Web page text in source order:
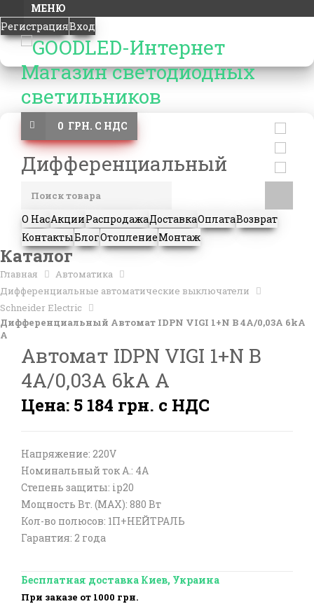
МЕНЮ
РегистрацияВход
0 ГРН. С НДС
О НасАкцииРаспродажаДоставкаОплатаВозврат
КонтактыБлогОтоплениеМонтаж
Каталог
Главная
Автоматика
Дифференциальные автоматические выключатели
Schneider Electric
Дифференциальный Автомат IDPN VIGI 1+N B 4A/0,03A 6kA
A
Дифференциальный
Автомат IDPN VIGI 1+N B
4A/0,03A 6kA A
Цена: 5 184 грн. с НДС
Напряжение: 220V
Номинальный ток А.: 4A
Степень защиты: ip20
Мощность Вт. (МАХ): 880 Вт
Кол-во полюсов: 1П+НЕЙТРАЛЬ
Гарантия: 2 года
Бесплатная доставка Киев, Украина
При заказе от 1000 грн.